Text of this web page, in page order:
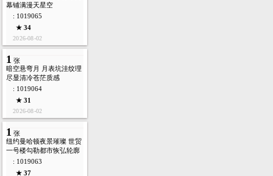
幕铺满漫天星空
: 1019065
★ 34
2026-08-02
1 张
暗空悬弯月 月表坑洼纹理
尽显清冷苍茫质感
: 1019064
★ 31
2026-08-02
1 张
纽约曼哈顿夜景璀璨 世贸
一号楼勾勒都市恢弘轮廓
: 1019063
★ 37